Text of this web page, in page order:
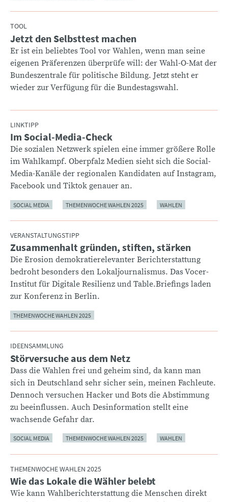
TOOL
:
Jetzt den Selbsttest machen
Er ist ein beliebtes Tool vor Wahlen, wenn man seine
eigenen Präferenzen überprüfe will: der Wahl-O-Mat der
Bundeszentrale für politische Bildung. Jetzt steht er
wieder zur Verfügung für die Bundestagswahl.
LINKTIPP
:Im Social-Media-Check
Die sozialen Netzwerk spielen eine immer größere Rolle
im Wahlkampf. Oberpfalz Medien sieht sich die Social-
Media-Kanäle der regionalen Kandidaten auf Instagram,
Facebook und Tiktok genauer an.
SOCIAL MEDIA THEMENWOCHE WAHLEN 2025 WAHLEN
VERANSTALTUNGSTIPP
:
Zusammenhalt gründen, stiften, stärken
Die Erosion demokratierelevanter Berichterstattung
bedroht besonders den Lokaljournalismus. Das Vocer-
Institut für Digitale Resilienz und Table.Briefings laden
zur Konferenz in Berlin.
THEMENWOCHE WAHLEN 2025
IDEENSAMMLUNG
:Störversuche aus dem Netz
Dass die Wahlen frei und geheim sind, da kann man
sich in Deutschland sehr sicher sein, meinen Fachleute.
Dennoch versuchen Hacker und Bots die Abstimmung
zu beeinflussen. Auch Desinformation stellt eine
wachsende Gefahr dar.
SOCIAL MEDIA THEMENWOCHE WAHLEN 2025 WAHLEN
THEMENWOCHE WAHLEN 2025
:Wie das Lokale die Wähler belebt
Wie kann Wahlberichterstattung die Menschen direkt